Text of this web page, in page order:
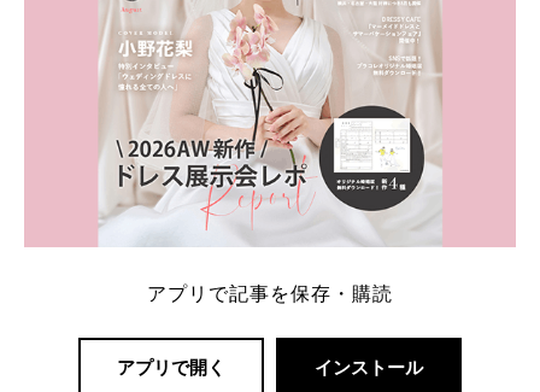
アプリで記事を保存・購読
アプリで開く インストール